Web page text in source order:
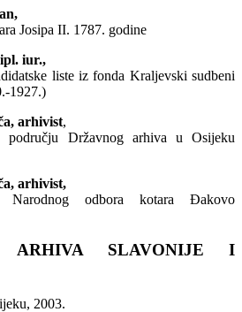
Josipa II. 1787. godine
iur.,
liste iz fonda Kraljevski sudbeni
1927.)
arhivist,
području Državnog arhiva u Osijeku
arhivist,
Narodnog odbora kotara Đakovo
SLAVONIJE I
2003.